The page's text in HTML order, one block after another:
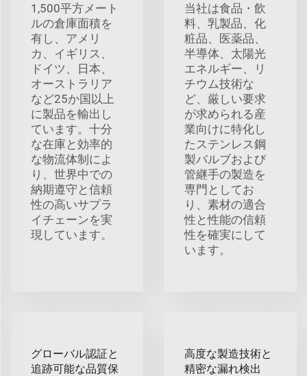
1,500平方メート
ルの倉庫面積を
有し、アメリ
カ、イギリス、
ドイツ、日本、
オーストラリア
など25か国以上
に製品を輸出し
ています。十分
な在庫と効率的
な物流体制によ
り、世界中での
納期遵守と信頼
性の高いサプラ
イチェーンを実
現しています。
当社は食品・飲
料、乳製品、化
粧品、医薬品、
半導体、太陽光
エネルギー、リ
チウム技術な
ど、厳しい要求
が求められる産
業向けに特化し
たステンレス鋼
製バルブおよび
管継手の製造を
専門としてお
り、素材の適合
性と性能の信頼
性を確実にして
います。
グローバル認証と
追跡可能な品質保
高度な製造技術と
精密な漏れ検出